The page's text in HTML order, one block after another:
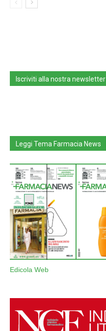
Iscriviti alla nostra newsletter
Leggi Tema Farmacia News
Edicola Web